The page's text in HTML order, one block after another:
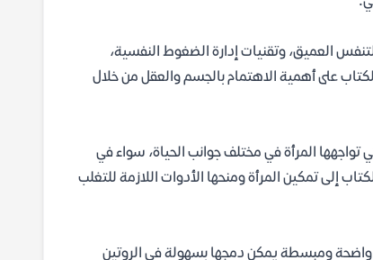
العميق، وتقنيات إدارة الضغوط النفسية،
على أهمية الاهتمام بالجسم والعقل من خلال
تواجهها المرأة في مختلف جوانب الحياة، سواء في
إلى تمكين المرأة ومنحها الأدوات اللازمة للتغلب
واضحة ومبسطة يمكن دمجها بسهولة في الروتين